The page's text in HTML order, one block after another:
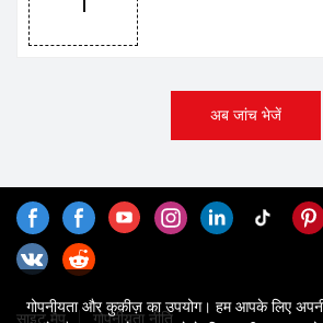
अब जांच भेजें
साइट मैप गोपनीयता नीति
गोपनीयता और कुकीज़ का उपयोग। हम आपके लिए